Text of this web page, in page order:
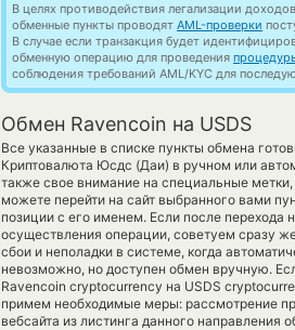
В целях противодействия легализации
обменные пункты проводят AML-проверки
В случае если транзакция будет
обменную операцию для проведения
соблюдения требований AML/KYC для
Обмен Ravencoin на USDS
Все указанные в списке пункты обмена
Криптовалюта Юсдс (Даи) в ручном или
также свое внимание на специальные
можете перейти на сайт выбранного вами
позиции с его именем. Если после
осуществления операции, советуем сразу
сбои и неполадки в системе, когда
невозможно, но доступен обмен вручную.
Ravencoin cryptocurrency на USDS
примем необходимые меры: рассмотрение
вебсайта из листинга данного направления